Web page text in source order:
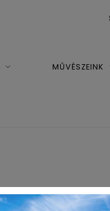
MŰVÉSZEINK